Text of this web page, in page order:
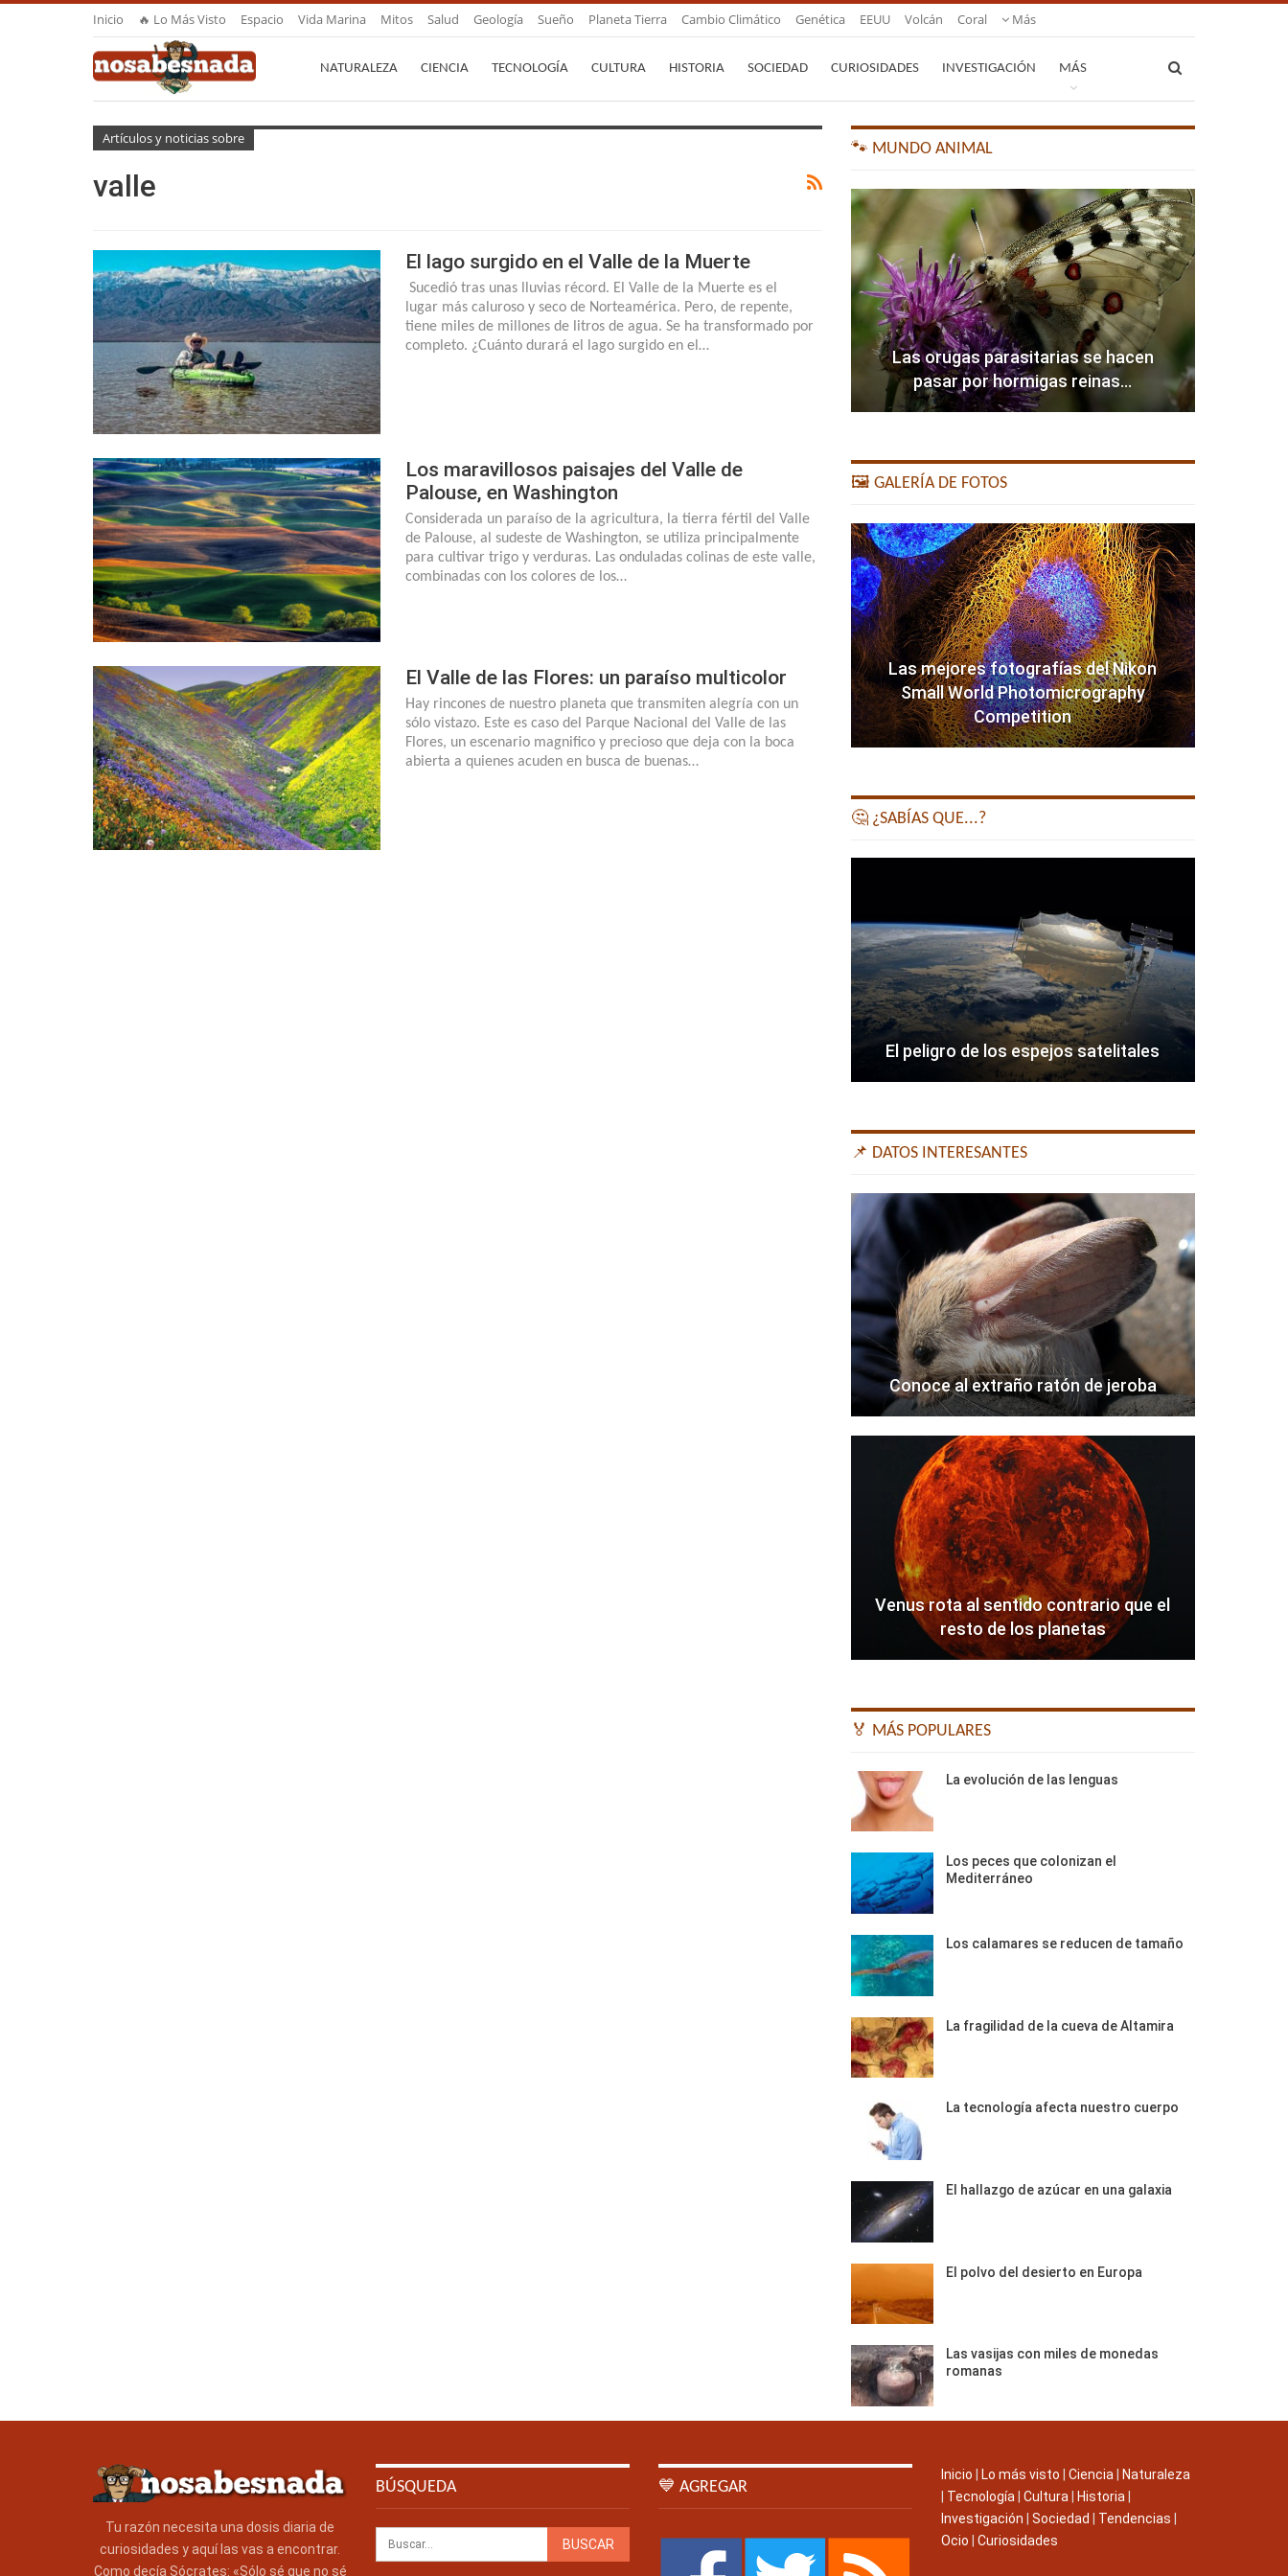
Inicio 🔥 Lo Más Visto Espacio Vida Marina Mitos Salud Geología Sueño Planeta Tierra Cambio Climático Genética EEUU Volcán Coral Más
NATURALEZA CIENCIA TECNOLOGÍA CULTURA HISTORIA SOCIEDAD CURIOSIDADES INVESTIGACIÓN MÁS
Artículos y noticias sobre
valle
El lago surgido en el Valle de la Muerte
Sucedió tras unas lluvias récord. El Valle de la Muerte es el
lugar más caluroso y seco de Norteamérica. Pero, de repente,
tiene miles de millones de litros de agua. Se ha transformado por
completo. ¿Cuánto durará el lago surgido en el…
Los maravillosos paisajes del Valle de
Palouse, en Washington
Considerada un paraíso de la agricultura, la tierra fértil del Valle
de Palouse, al sudeste de Washington, se utiliza principalmente
para cultivar trigo y verduras. Las onduladas colinas de este valle,
combinadas con los colores de los…
El Valle de las Flores: un paraíso multicolor
Hay rincones de nuestro planeta que transmiten alegría con un
sólo vistazo. Este es caso del Parque Nacional del Valle de las
Flores, un escenario magnifico y precioso que deja con la boca
abierta a quienes acuden en busca de buenas…
🐾 MUNDO ANIMAL
Las orugas parasitarias se hacen
pasar por hormigas reinas…
🖼️ GALERÍA DE FOTOS
Las mejores fotografías del Nikon
Small World Photomicrography
Competition
🤔 ¿SABÍAS QUE...?
El peligro de los espejos satelitales
📌 DATOS INTERESANTES
Conoce al extraño ratón de jeroba
Venus rota al sentido contrario que el
resto de los planetas
🏅 MÁS POPULARES
La evolución de las lenguas
Los peces que colonizan el
Mediterráneo
Los calamares se reducen de tamaño
La fragilidad de la cueva de Altamira
La tecnología afecta nuestro cuerpo
El hallazgo de azúcar en una galaxia
El polvo del desierto en Europa
Las vasijas con miles de monedas
romanas
Tu razón necesita una dosis diaria de
curiosidades y aquí las vas a encontrar.
Como decía Sócrates: «Sólo sé que no sé
BÚSQUEDA 💙 AGREGAR
Inicio Lo más visto Ciencia
Naturaleza
Tecnología Cultura Historia
Investigación
Sociedad Tendencias
Ocio
Curiosidades